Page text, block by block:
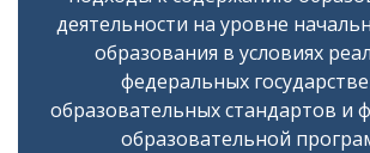
деятельности на уровне
образования в условиях
федеральных
образовательных стандартов и
образовательной